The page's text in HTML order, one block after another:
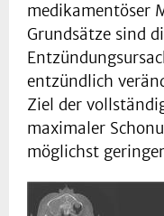
medikamentöser
Grundsätze sind
entzündlich
Ziel der
maximaler
möglichst